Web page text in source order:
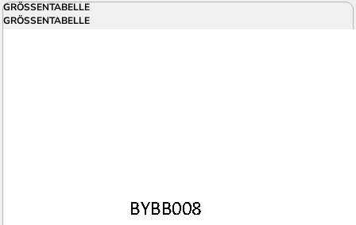
GRÖSSENTABELLE
GRÖSSENTABELLE